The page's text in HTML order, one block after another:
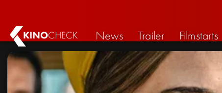
KINOCHECK News Trailer Filmstarts